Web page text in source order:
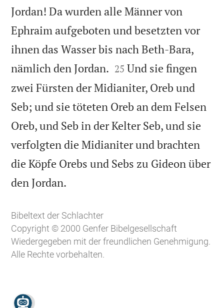
Jordan! Da wurden alle Männer von
Ephraim aufgeboten und besetzten vor
ihnen das Wasser bis nach Beth-Bara,
nämlich den Jordan. 

25 Und sie fingen
zwei Fürsten der Midianiter, Oreb und
Seb; und sie töteten Oreb an dem Felsen
Oreb, und Seb in der Kelter Seb, und sie
verfolgten die Midianiter und brachten
die Köpfe Orebs und Sebs zu Gideon über
den Jordan.
Bibeltext der Schlachter
Copyright © 2000 Genfer Bibelgesellschaft
Wiedergegeben mit der freundlichen Genehmigung.
Alle Rechte vorbehalten.